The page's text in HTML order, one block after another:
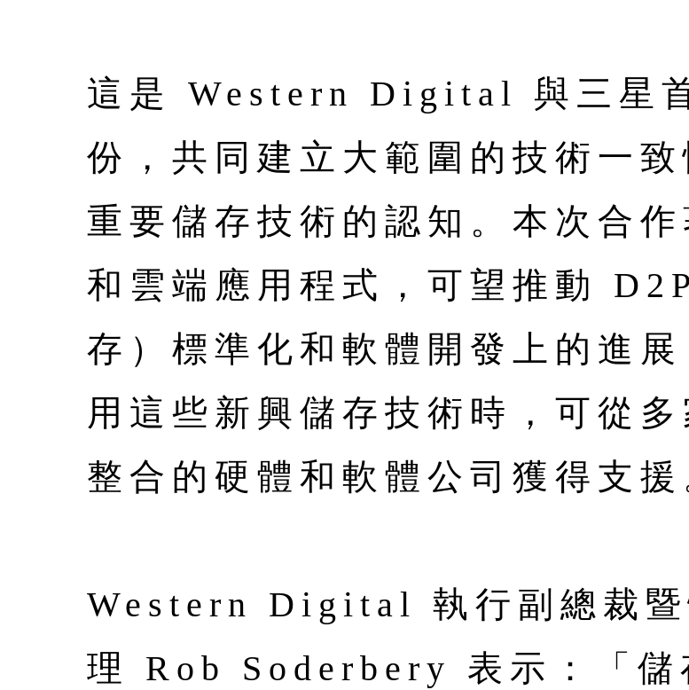
這是 Western Digital 與三星
份，共同建立大範圍的技術一
重要儲存技術的認知。本次合
和雲端應用程式，可望推動
存）標準化和軟體開發上的進
用這些新興儲存技術時，可從
整合的硬體和軟體公司獲得支援
Western Digital 執行副總裁暨
理 Rob Soderbery 表示：「儲